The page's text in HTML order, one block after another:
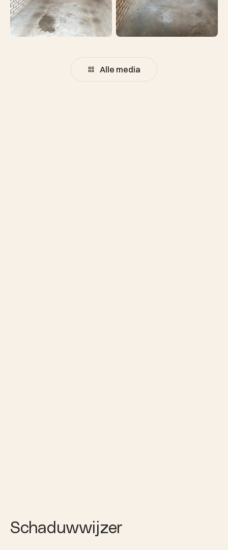
Alle media
Schaduwwijzer